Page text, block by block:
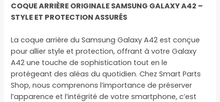
COQUE ARRIÈRE ORIGINALE SAMSUNG GALAXY A42 –
STYLE ET PROTECTION ASSURÉS
La coque arrière du Samsung Galaxy A42 est conçue
pour allier style et protection, offrant à votre Galaxy
A42 une touche de sophistication tout en le
protégeant des aléas du quotidien. Chez Smart Parts
Shop, nous comprenons l’importance de préserver
l’apparence et l’intégrité de votre smartphone, c’est